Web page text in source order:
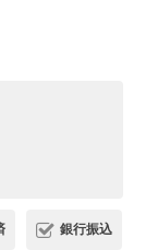
銀行振込